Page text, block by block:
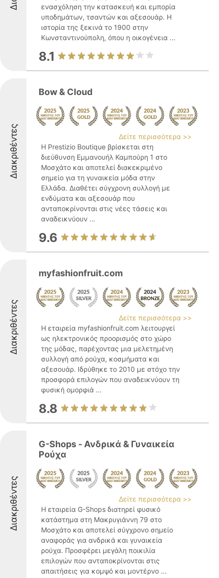
ενασχόληση την κατασκευή και εμπορία
υποδημάτων, τσαντών και αξεσουάρ. Η
ιστορία της ξεκινά το 1900 στην
Κωνσταντινούπολη, όπου η οικογένεια ...
8.1
Διακριθέντες
Bow & Cloud
Δείτε περισσότερα >>
Η Prestizio Boutique βρίσκεται στη
διεύθυνση Εμμανουήλ Καμπούρη 1 στο
Μοσχάτο και αποτελεί διακεκριμένο
σημείο για τη γυναικεία μόδα στην
Ελλάδα. Διαθέτει σύγχρονη συλλογή με
ενδύματα και αξεσουάρ που
ανταποκρίνονται στις νέες τάσεις και
αναδεικνύουν ...
9.6
Διακριθέντες
myfashionfruit.com
Δείτε περισσότερα >>
Η εταιρεία myfashionfruit.com λειτουργεί
ως ηλεκτρονικός προορισμός στο χώρο
της μόδας, παρέχοντας μια μελετημένη
συλλογή από ρούχα, κοσμήματα και
αξεσουάρ. Ιδρύθηκε το 2010 με στόχο την
προσφορά επιλογών που αναδεικνύουν τη
φυσική ομορφιά ...
8.8
Διακριθέντες
G-Shops - Ανδρικά & Γυναικεία
Ρούχα
Δείτε περισσότερα >>
Η εταιρεία G-Shops διατηρεί φυσικό
κατάστημα στη Μακρυγιάννη 79 στο
Μοσχάτο και αποτελεί σύγχρονο σημείο
αναφοράς για ανδρικά και γυναικεία
ρούχα. Προσφέρει μεγάλη ποικιλία
επιλογών που ανταποκρίνονται στις
απαιτήσεις για κομψό και μοντέρνο ...